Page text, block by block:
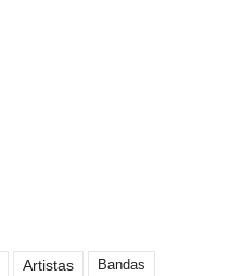
Artistas Bandas